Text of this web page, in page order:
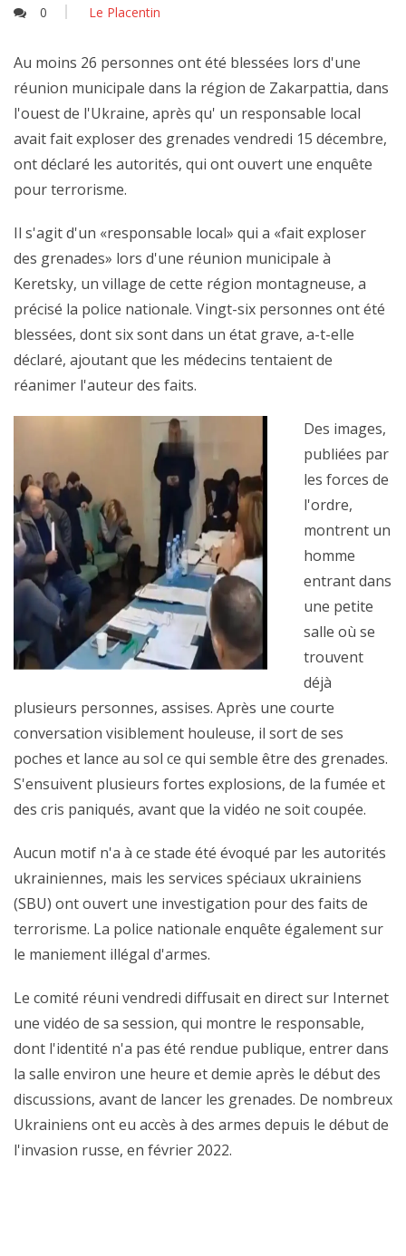
0
Le Placentin
Au moins 26 personnes ont été blessées lors d'une
réunion municipale dans la région de Zakarpattia, dans
l'ouest de l'Ukraine, après qu' un responsable local
avait fait exploser des grenades vendredi 15 décembre,
ont déclaré les autorités, qui ont ouvert une enquête
pour terrorisme.
Il s'agit d'un «responsable local» qui a «fait exploser
des grenades» lors d'une réunion municipale à
Keretsky, un village de cette région montagneuse, a
précisé la police nationale. Vingt-six personnes ont été
blessées, dont six sont dans un état grave, a-t-elle
déclaré, ajoutant que les médecins tentaient de
réanimer l'auteur des faits.
Des images,
publiées par
les forces de
l'ordre,
montrent un
homme
entrant dans
une petite
salle où se
trouvent
déjà
plusieurs personnes, assises. Après une courte
conversation visiblement houleuse, il sort de ses
poches et lance au sol ce qui semble être des grenades.
S'ensuivent plusieurs fortes explosions, de la fumée et
des cris paniqués, avant que la vidéo ne soit coupée.
Aucun motif n'a à ce stade été évoqué par les autorités
ukrainiennes, mais les services spéciaux ukrainiens
(SBU) ont ouvert une investigation pour des faits de
terrorisme. La police nationale enquête également sur
le maniement illégal d'armes.
Le comité réuni vendredi diffusait en direct sur Internet
une vidéo de sa session, qui montre le responsable,
dont l'identité n'a pas été rendue publique, entrer dans
la salle environ une heure et demie après le début des
discussions, avant de lancer les grenades. De nombreux
Ukrainiens ont eu accès à des armes depuis le début de
l'invasion russe, en février 2022.